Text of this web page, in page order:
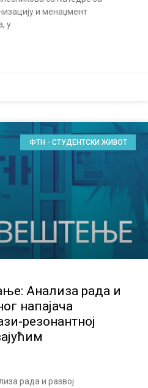
и менаџмент
у
ФТН - СТУДЕНТСКИ ЖИВОТ
Анализа рада и
напајача
резонантној
рада и развој